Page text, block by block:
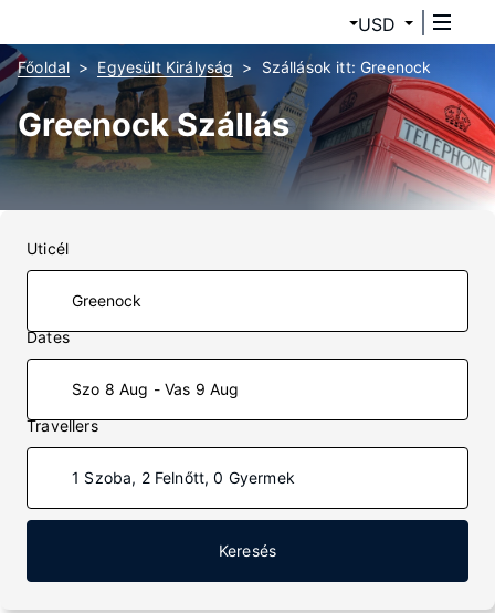
USD
Főoldal Egyesült Királyság Szállások itt: Greenock
Greenock Szállás
Uticél
Dates
Szo 8 Aug - Vas 9 Aug
Travellers
1 Szoba, 2 Felnőtt, 0 Gyermek
Keresés